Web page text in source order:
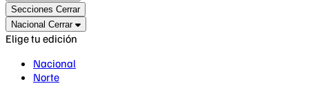
Secciones Cerrar
Nacional Cerrar
Elige tu edición
Nacional
Norte